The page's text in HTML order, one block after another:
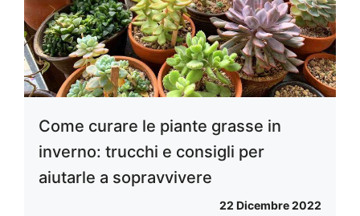
Come curare le piante grasse in
inverno: trucchi e consigli per
aiutarle a sopravvivere
22 Dicembre 2022